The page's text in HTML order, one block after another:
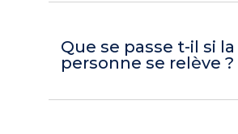
Que se passe t-il si la
personne se relève ?